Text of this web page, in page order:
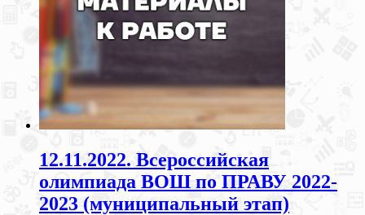
12.11.2022. Всероссийская
олимпиада ВОШ по ПРАВУ 2022-
2023 (муниципальный этап)